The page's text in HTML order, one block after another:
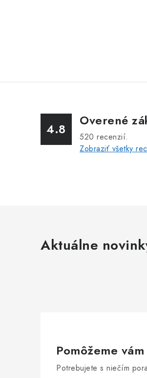
4.8
Overené
520 recenzií.
Zobraziť všetky
Aktuálne
Pomôžeme
Potrebujete s niečím